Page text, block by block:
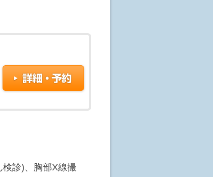
「ランクA」で
「ランクB」や「ラ
うことではありませ
な原因で変化しま
くなり、「ランク
、受付をお済ませ
時間の予約受付は終
る結果資料でご確認
より検査結果(当日
診)、胸部X線撮